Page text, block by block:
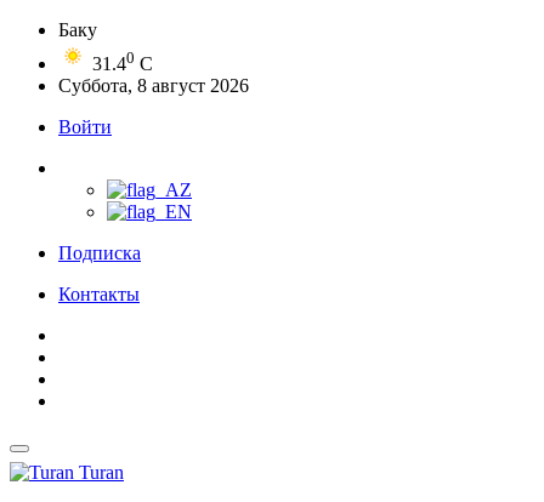
Баку
31.40 C
Суббота, 8 август 2026
Войти
Подписка
Контакты
Turan